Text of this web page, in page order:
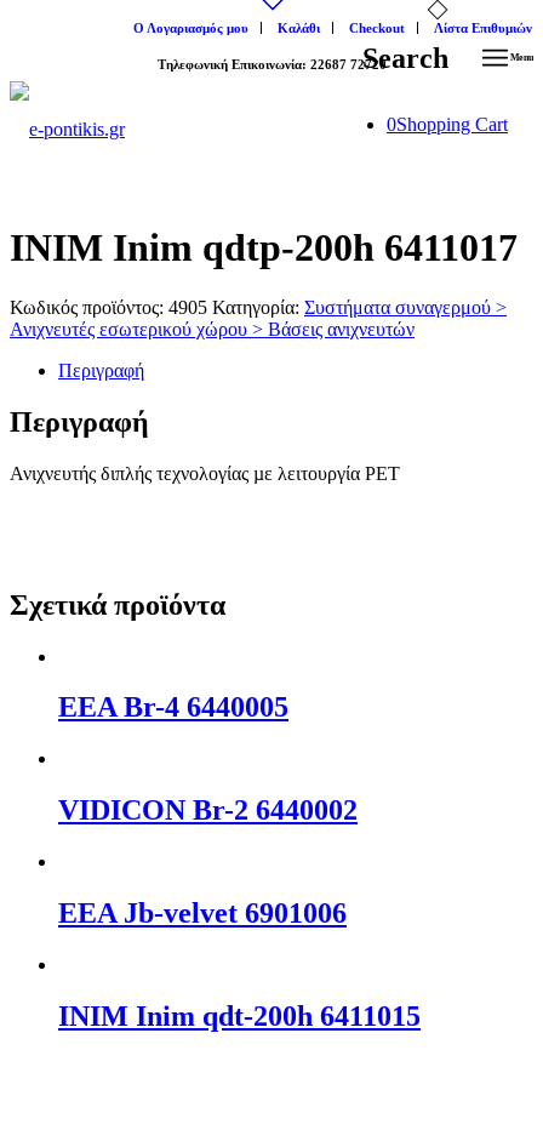
Ο Λογαριασμός μου Καλάθι Checkout Λίστα Επιθυμιών
Tηλεφωνική Επικοινωνία: 22687 72720Search Menu
0Shopping Cart
INIM Inim qdtp-200h 6411017
Κωδικός προϊόντος: 4905 Κατηγορία: Συστήματα συναγερμού >
Ανιχνευτές εσωτερικού χώρου > Βάσεις ανιχνευτών
Περιγραφή
Περιγραφή
Ανιχνευτής διπλής τεχνολογίας µε λειτουργία PET
Σχετικά προϊόντα
EEA Br-4 6440005
VΙDΙCΟΝ Br-2 6440002
EEA Jb-velvet 6901006
INIM Inim qdt-200h 6411015